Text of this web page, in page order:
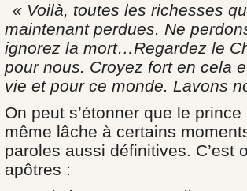
« Voilà, toutes les richesses
maintenant perdues. Ne
ignorez la mort…Regardez le
pour nous. Croyez fort en cela
vie et pour ce monde. Lavons
On peut s’étonner que le
même lâche à certains
paroles aussi définitives. C’est
apôtres :